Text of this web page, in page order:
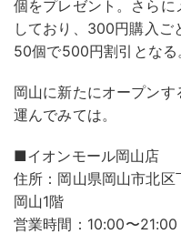
個をプレゼント。さら
しており、300円購入ご
50個で500円割引となる
岡山に新たにオープン
運んでみては。
■イオンモール岡山店
住所：岡山県岡山市北
岡山1階
営業時間：10:00〜21:00